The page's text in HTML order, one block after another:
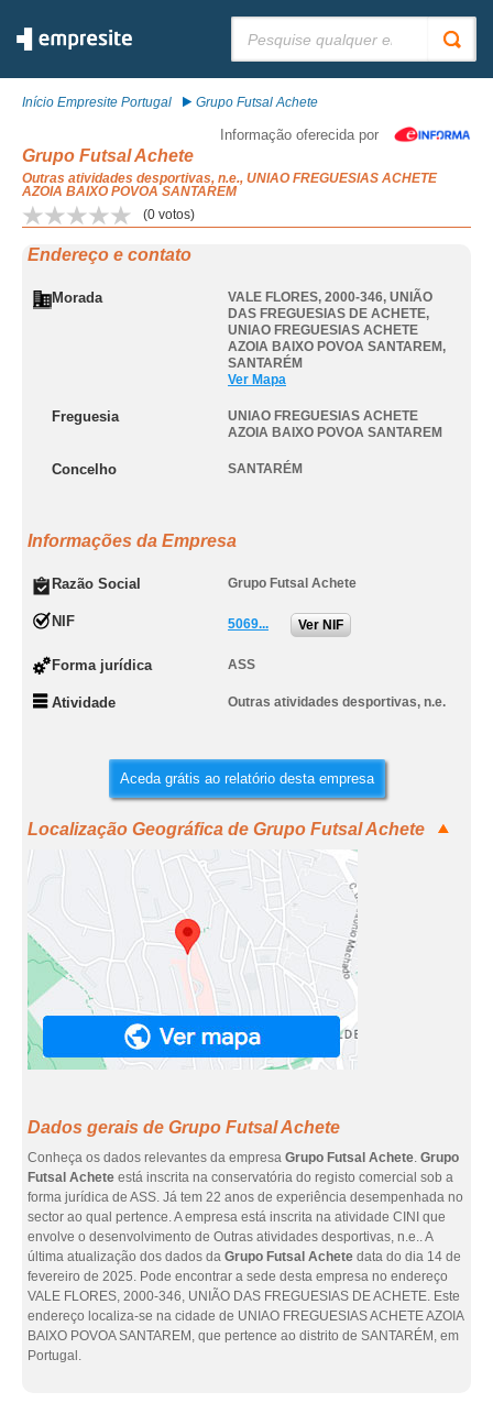
Início Empresite Portugal Grupo Futsal Achete
Informação oferecida por
Grupo Futsal Achete
Outras atividades desportivas, n.e., UNIAO FREGUESIAS ACHETE
AZOIA BAIXO POVOA SANTAREM
(0 votos)
Endereço e contato
Morada
VALE FLORES, 2000-346, UNIÃO
DAS FREGUESIAS DE ACHETE,
UNIAO FREGUESIAS ACHETE
AZOIA BAIXO POVOA SANTAREM ,
SANTARÉM
Ver Mapa
Freguesia
UNIAO FREGUESIAS ACHETE
AZOIA BAIXO POVOA SANTAREM
Concelho SANTARÉM
Informações da Empresa
Razão Social Grupo Futsal Achete
NIF 5069... Ver NIF
Forma jurídica ASS
Atividade Outras atividades desportivas, n.e.
Aceda grátis ao relatório desta empresa
Localização Geográfica de Grupo Futsal Achete
Dados gerais de Grupo Futsal Achete
Conheça os dados relevantes da empresa Grupo Futsal Achete. Grupo
Futsal Achete está inscrita na conservatória do registo comercial sob a
forma jurídica de ASS. Já tem 22 anos de experiência desempenhada no
sector ao qual pertence. A empresa está inscrita na atividade CINI que
envolve o desenvolvimento de Outras atividades desportivas, n.e.. A
última atualização dos dados da Grupo Futsal Achete data do dia 14 de
fevereiro de 2025. Pode encontrar a sede desta empresa no endereço
VALE FLORES, 2000-346, UNIÃO DAS FREGUESIAS DE ACHETE. Este
endereço localiza-se na cidade de UNIAO FREGUESIAS ACHETE AZOIA
BAIXO POVOA SANTAREM, que pertence ao distrito de SANTARÉM, em
Portugal.